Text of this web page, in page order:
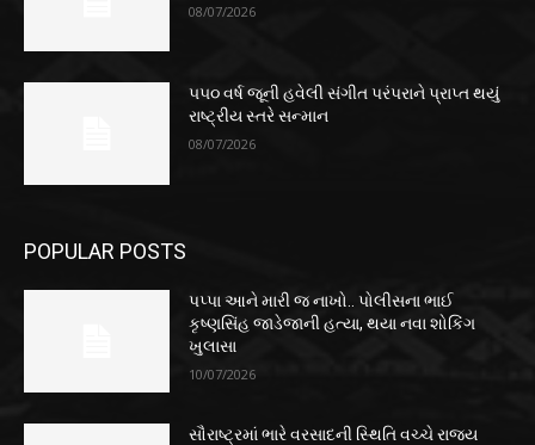
08/07/2026
૫૫૦ વર્ષ જૂની હવેલી સંગીત પરંપરાને પ્રાપ્ત થયું
રાષ્ટ્રીય સ્તરે સન્માન
08/07/2026
POPULAR POSTS
પપ્પા આને મારી જ નાખો.. પોલીસના ભાઈ
કૃષ્ણસિંહ જાડેજાની હત્યા, થયા નવા શોકિંગ
ખુલાસા
10/07/2026
સૌરાષ્ટ્રમાં ભારે વરસાદની સ્થિતિ વચ્ચે રાજ્ય